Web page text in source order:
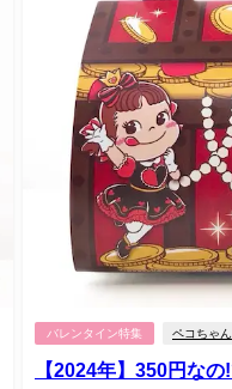
バレンタイン特集 ペコちゃん
【2024年】350円な